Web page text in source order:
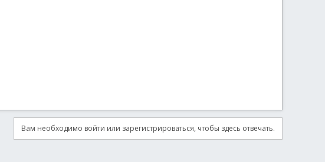
Вам необходимо войти или зарегистрироваться, чтобы здесь отвечать.